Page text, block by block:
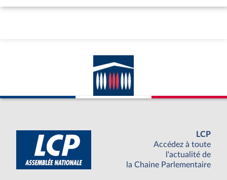
LCP
Accédez à toute
l'actualité de
la Chaine Parlementaire